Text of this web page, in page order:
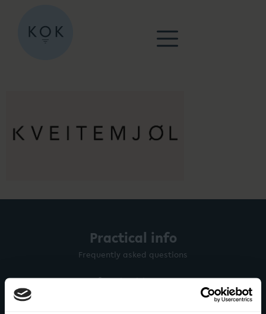
Practical info
Frequently asked questions
Before the visit at KOK